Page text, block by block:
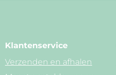
Klantenservice
Verzenden en afhalen